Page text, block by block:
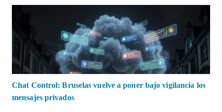
Chat Control: Bruselas vuelve a poner bajo vigilancia los
mensajes privados